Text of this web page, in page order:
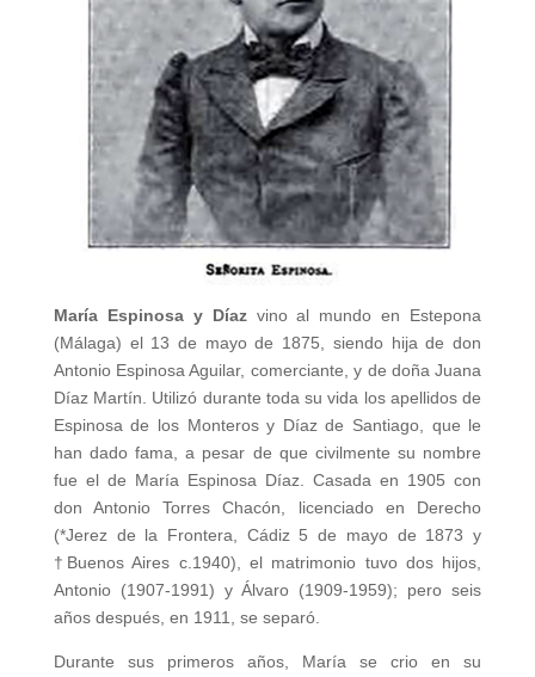
María Espinosa y Díaz vino al mundo en Estepona
(Málaga) el 13 de mayo de 1875, siendo hija de don
Antonio Espinosa Aguilar, comerciante, y de doña Juana
Díaz Martín. Utilizó durante toda su vida los apellidos de
Espinosa de los Monteros y Díaz de Santiago, que le
han dado fama, a pesar de que civilmente su nombre
fue el de María Espinosa Díaz. Casada en 1905 con
don Antonio Torres Chacón, licenciado en Derecho
(*Jerez de la Frontera, Cádiz 5 de mayo de 1873 y
†Buenos Aires c.1940), el matrimonio tuvo dos hijos,
Antonio (1907-1991) y Álvaro (1909-1959); pero seis
años después, en 1911, se separó.
Durante sus primeros años, María se crio en su